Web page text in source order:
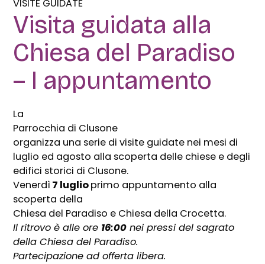
VISITE GUIDATE
Visita guidata alla
Chiesa del Paradiso
– I appuntamento
La
Parrocchia di Clusone
organizza una serie di visite guidate nei mesi di
luglio ed agosto alla scoperta delle chiese e degli
edifici storici di Clusone.
Venerdì7 luglioprimo appuntamento alla
scoperta della
Chiesa del Paradiso e Chiesa della Crocetta.
Il ritrovo è alle ore 16:00 nei pressi del sagrato
della Chiesa del Paradiso.
Partecipazione ad offerta libera.